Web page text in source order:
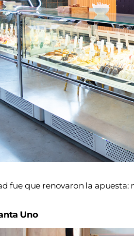
fue que renovaron la apuesta:
Uno